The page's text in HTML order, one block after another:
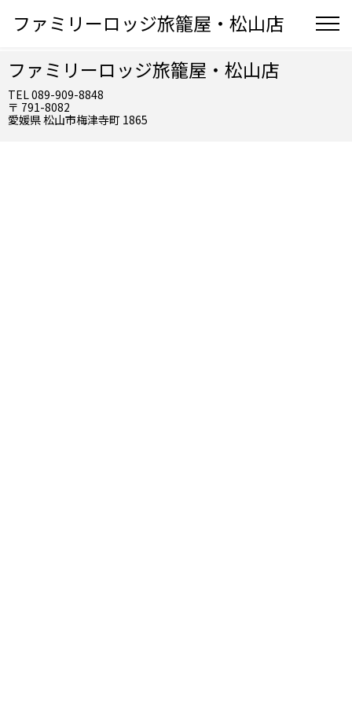
ファミリーロッジ旅籠屋・松山店
ファミリーロッジ旅籠屋・松山店
TEL 089-909-8848
〒 791-8082
愛媛県 松山市梅津寺町 1865